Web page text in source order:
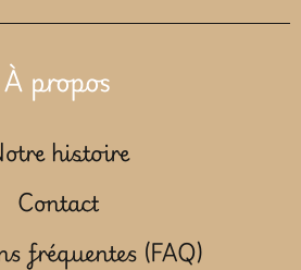
À propos
histoire
Contact
fréquentes (FAQ)